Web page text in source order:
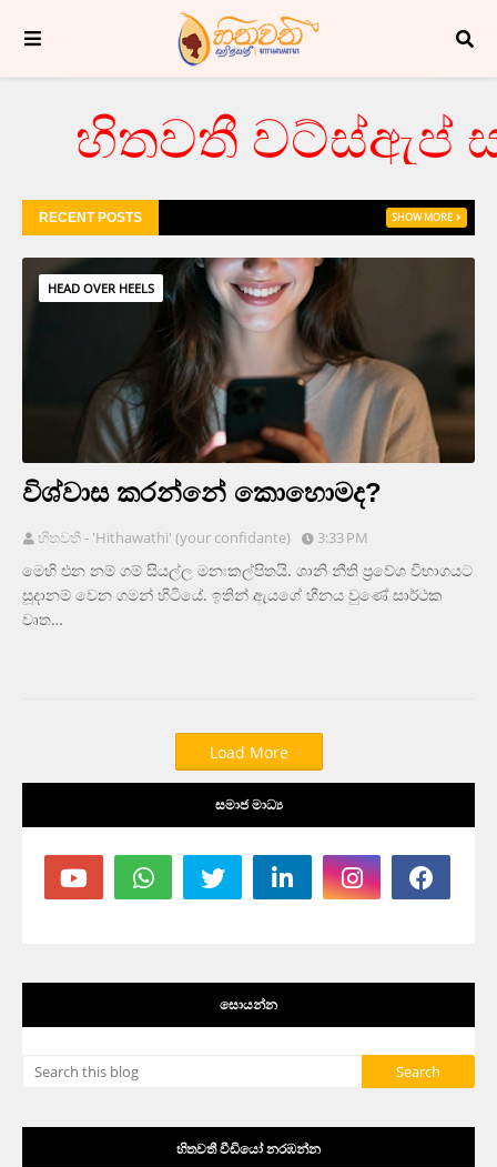
හිතවතී වට්ස්ඇප්
RECENT POSTS SHOW MORE
HEAD OVER HEELS
විශ්වාස කරන්නේ කොහොමද?
හිතවතී - 'Hithawathi' (your confidante) 3:33 PM
මෙහි එන නම් ගම් සියල්ල මනඃකල්පිතයි. ශානි නීති ප්‍රවේශ විභාගයට
සූදානම් වෙන ගමන් හිටියේ. ඉතින් ඇයගේ හීනය වුණේ සාර්ථක
වෘත…
Load More
සමාජ මාධ්‍ය
සොයන්න
හිතවතී වීඩියෝ නරඹන්න